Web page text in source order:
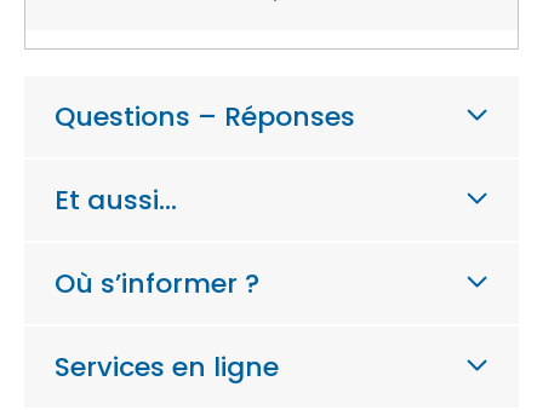
Questions – Réponses
Et aussi…
Où s’informer ?
Services en ligne